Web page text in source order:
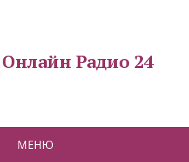
Онлайн Радио 24
МЕНЮ